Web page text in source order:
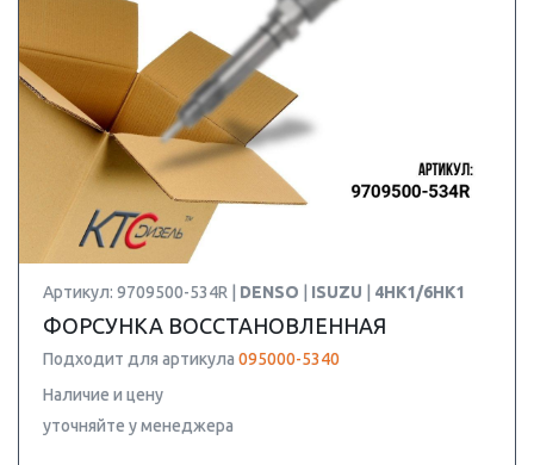
Артикул: 9709500-534R | DENSO ISUZU 4HK1/6HK1
ФОРСУНКА ВОССТАНОВЛЕННАЯ
Подходит для артикула 095000-5340
Наличие и цену
уточняйте у менеджера